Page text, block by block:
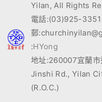
Yilan, All Rights
電話:(03)925-
郵
:HYong
地址:260007宜蘭
Jinshi Rd., Yilan
(R.O.C.)